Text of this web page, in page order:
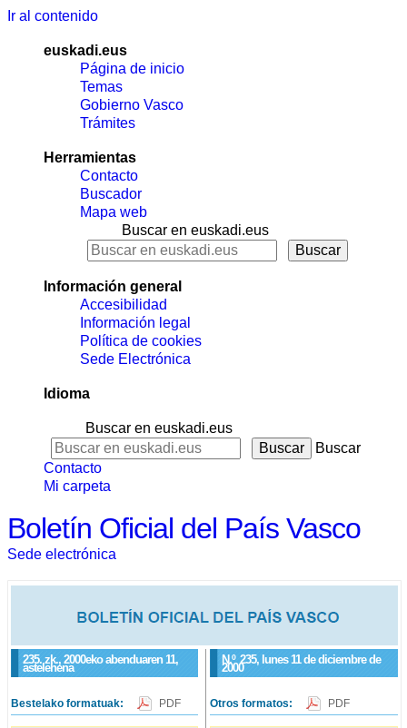
Ir al contenido
euskadi.eus
Página de inicio
Temas
Gobierno Vasco
Trámites
Herramientas
Contacto
Buscador
Mapa web
Buscar en euskadi.eus
Información general
Accesibilidad
Información legal
Política de cookies
Sede Electrónica
Idioma
Buscar en euskadi.eus
Buscar
Contacto
Mi carpeta
Boletín Oficial del País Vasco
Sede electrónica
235. zk., 2000eko abenduaren 11,
astelehena
N.º 235, lunes 11 de diciembre de
2000
Bestelako formatuak: PDF Otros formatos: PDF